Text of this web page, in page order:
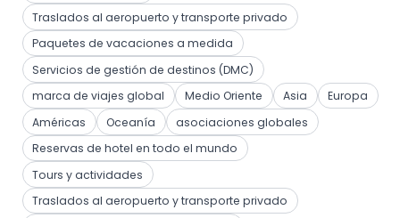
Traslados al aeropuerto y transporte privado
Paquetes de vacaciones a medida
Servicios de gestión de destinos (DMC)
marca de viajes global
Medio Oriente Asia
Europa
Américas
Oceanía
asociaciones globales
Reservas de hotel en todo el mundo
Tours y actividades
Traslados al aeropuerto y transporte privado